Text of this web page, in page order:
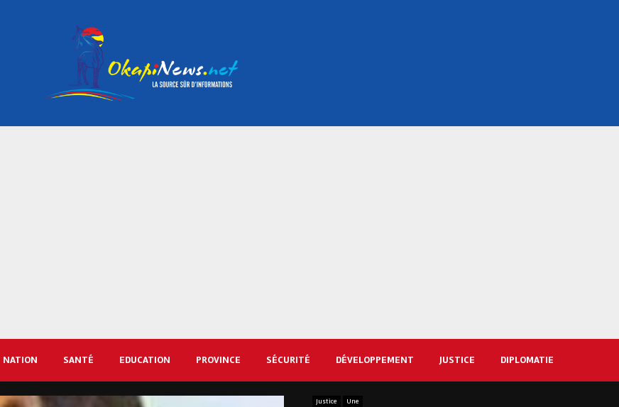
NATION SANTÉ EDUCATION PROVINCE SÉCURITÉ DÉVELOPPEMENT JUSTICE DIPLOMATIE
Justice Une